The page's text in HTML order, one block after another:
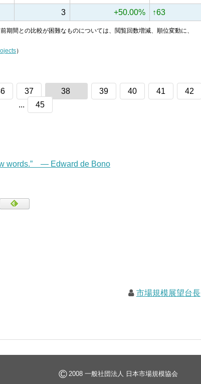
3 +50.00% ↑63
期間との比較が困難なものについては、閲覧回数増減、順位変動に、
）
37 38 39 40 41
42
...
45
words.” — Edward de Bono
市場規模展望台長
© 2008 一般社団法人 日本市場規模協会